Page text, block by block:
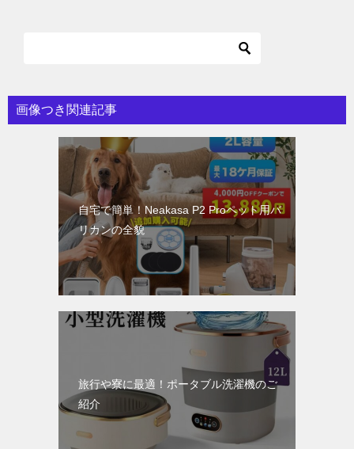
シ
画像つき関連記事
自宅で簡単！Neakasa P2 Proペット用バ
リカンの全貌
旅行や寮に最適！ポータブル洗濯機のご
紹介